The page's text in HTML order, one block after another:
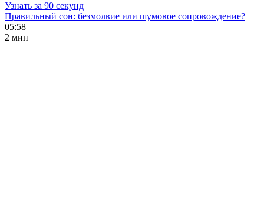
Узнать за 90 секунд
Правильный сон: безмолвие или шумовое сопровождение?
05:58
2 мин